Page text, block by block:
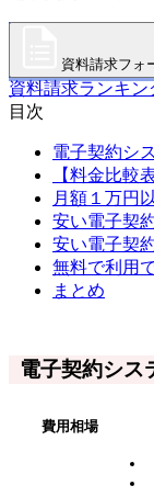
資料請求フォ
資料請求ランキン
目次
電子契約シ
【料金比較
月額１万円
安い電子契
安い電子契
無料で利用
まとめ
電子契約シス
費用相場